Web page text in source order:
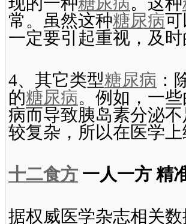
常。虽然这种糖尿病
一定要引起重视，及
4、其它类型糖尿病 ：
的糖尿病。例如，一
病而导致胰岛素分泌
较复杂，所以在医学
十二食方 一人一方 精
据权威医学杂志相关